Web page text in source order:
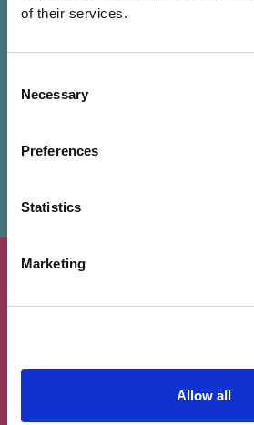
of their services.
Selection
Necessary
Preferences
Statistics
Marketing
Allow all
Kapcsolódó programok